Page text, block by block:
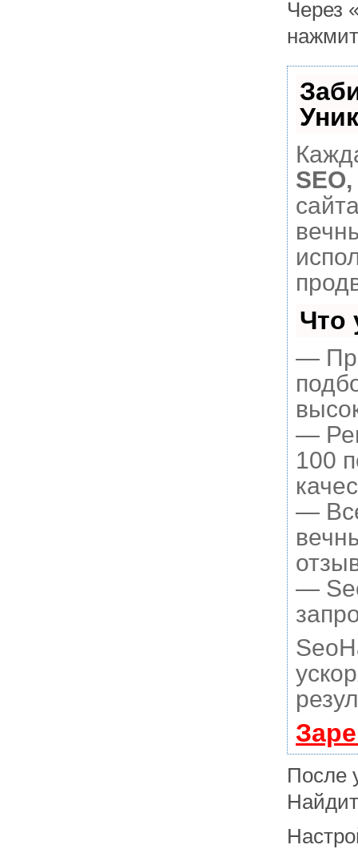
Через
Что
—
—
100
—
—
После